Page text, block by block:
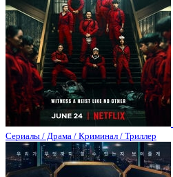
Сериалы / Драма / Криминал / Триллер